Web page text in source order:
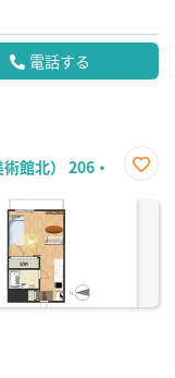
電話する
館北） 206・
に入